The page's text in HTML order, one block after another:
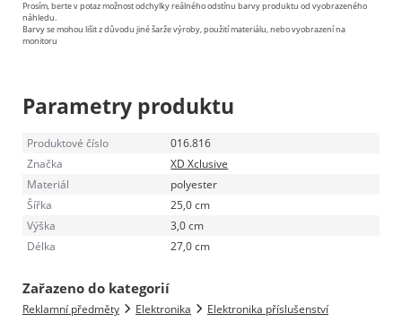
Prosím, berte v potaz možnost odchylky reálného odstínu barvy produktu od vyobrazeného
náhledu.
Barvy se mohou lišit z důvodu jiné šarže výroby, použití materiálu, nebo vyobrazení na
monitoru
Parametry produktu
Produktové číslo
016.816
Značka
XD Xclusive
Materiál
polyester
Šířka
25,0 cm
Výška
3,0 cm
Délka
27,0 cm
Zařazeno do kategorií
Reklamní předměty Elektronika
Elektronika příslušenství